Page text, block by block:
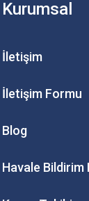
Kurumsal
İletişim
İletişim Formu
Blog
Havale Bildirim